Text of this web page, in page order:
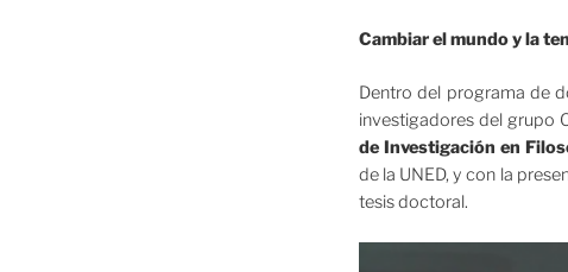
Cambiar el mundo y la
Dentro del programa de
investigadores del grupo
de Investigación en
de la UNED, y con la
tesis doctoral.